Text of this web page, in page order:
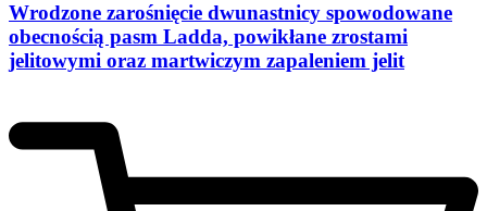
Wrodzone zarośnięcie dwunastnicy spowodowane
obecnością pasm Ladda, powikłane zrostami
jelitowymi oraz martwiczym zapaleniem jelit